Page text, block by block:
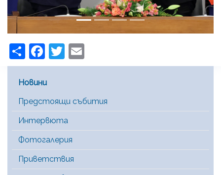
ShareFacebook
Twitter
Main Menu [BG]
Новини
Предстоящи събития
Интервюта
Фотогалерия
Приветствия